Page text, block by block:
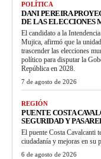
POLÍTICA
DANI PEREIRA
DE LAS ELECCIONES
El candidato a la
Mujica, afirmó que la
trascender las elecciones
político para disputar la
República en 2028.
7 de agosto de 2026
REGIÓN
PUENTE COSTA
SEGURIDAD Y
El puente Costa Cavalcanti
ciudadanía y mejoras en su
6 de agosto de 2026